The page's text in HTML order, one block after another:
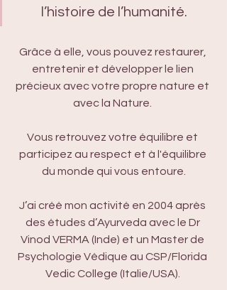
l’histoire de l’humanité.
Grâce à elle, vous pouvez restaurer,
entretenir et développer le lien
précieux avec votre propre nature et
avec la Nature.
Vous retrouvez votre équilibre et
participez au respect et à l'équilibre
du monde qui vous entoure.
J’ai créé mon activité en 2004 après
des études d’Ayurveda avec le Dr
Vinod VERMA (Inde) et un Master de
Psychologie Védique au CSP/Florida
Vedic College (Italie/USA).